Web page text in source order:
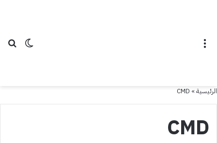
الوضع
الرئيسية»
CMD
CMD